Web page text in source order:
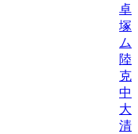
卓
塚
ム
陸
克
中
大
清